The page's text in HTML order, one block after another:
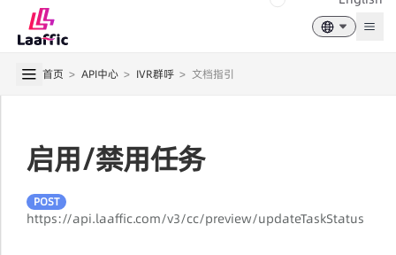
首页 > API中心 > IVR群呼 > 文档指引
启用/禁用任务
POST
https://api.laaffic.com/v3/cc/preview/updateTaskStatus